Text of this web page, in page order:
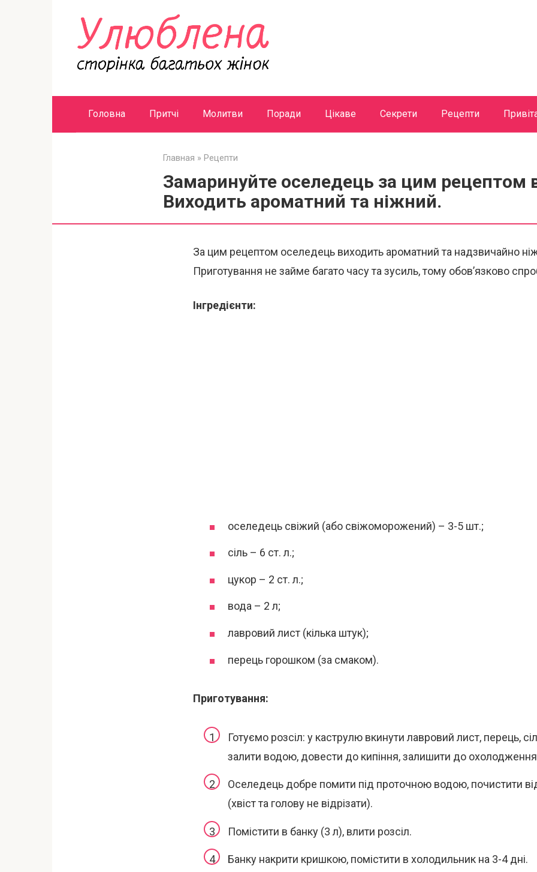
Головна Притчі Молитви Поради Цікаве Секрети Рецепти
Главная » Рецепти
Замаринуйте оселедець за цим рецептом
Виходить ароматний та ніжний.
За цим рецептом оселедець виходить ароматний та надзвичайно
Приготування не займе багато часу та зусиль, тому обов’язково
Інгредієнти:
оселедець свіжий (або свіжоморожений) – 3-5 шт.;
сіль – 6 ст. л.;
цукор – 2 ст. л.;
вода – 2 л;
лавровий лист (кілька штук);
перець горошком (за смаком).
Приготування:
Готуємо розсіл: у каструлю вкинути лавровий лист, перець,
залити водою, довести до кипіння, залишити до
Оселедець добре помити під проточною водою, почистити
(хвіст та голову не відрізати).
Помістити в банку (3 л), влити розсіл.
Банку накрити кришкою, помістити в холодильник на 3-4 дні.